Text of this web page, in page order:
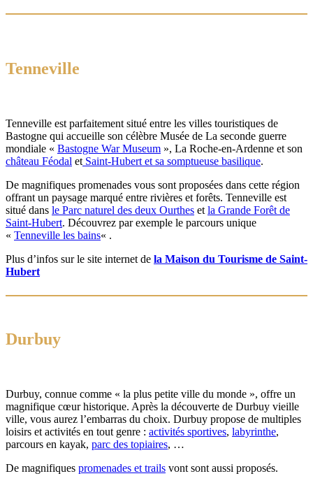
Tenneville
Tenneville est parfaitement situé entre les villes touristiques de
Bastogne qui accueille son célèbre Musée de La seconde guerre
mondiale « Bastogne War Museum », La Roche-en-Ardenne et son
château Féodal et Saint-Hubert et sa somptueuse basilique.
De magnifiques promenades vous sont proposées dans cette région
offrant un paysage marqué entre rivières et forêts. Tenneville est
situé dans le Parc naturel des deux Ourthes et la Grande Forêt de
Saint-Hubert. Découvrez par exemple le parcours unique
« Tenneville les bains« .
Plus d’infos sur le site internet de la Maison du Tourisme de Saint-
Hubert
Durbuy
Durbuy, connue comme « la plus petite ville du monde », offre un
magnifique cœur historique. Après la découverte de Durbuy vieille
ville, vous aurez l’embarras du choix. Durbuy propose de multiples
loisirs et activités en tout genre : activités sportives, labyrinthe,
parcours en kayak, parc des topiaires, …
De magnifiques promenades et trails vont sont aussi proposés.